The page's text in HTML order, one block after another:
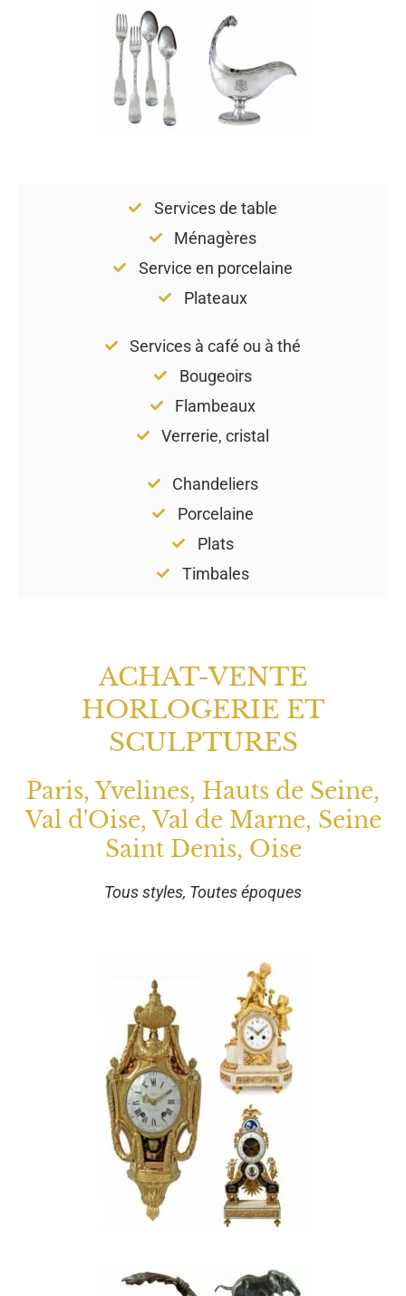
Services de table
Ménagères
Service en porcelaine
Plateaux
Services à café ou à thé
Bougeoirs
Flambeaux
Verrerie, cristal
Chandeliers
Porcelaine
Plats
Timbales
ACHAT-VENTE
HORLOGERIE ET
SCULPTURES
Paris, Yvelines, Hauts de Seine,
Val d'Oise, Val de Marne, Seine
Saint Denis, Oise
Tous styles, Toutes époques